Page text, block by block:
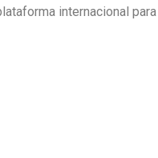
internacional para